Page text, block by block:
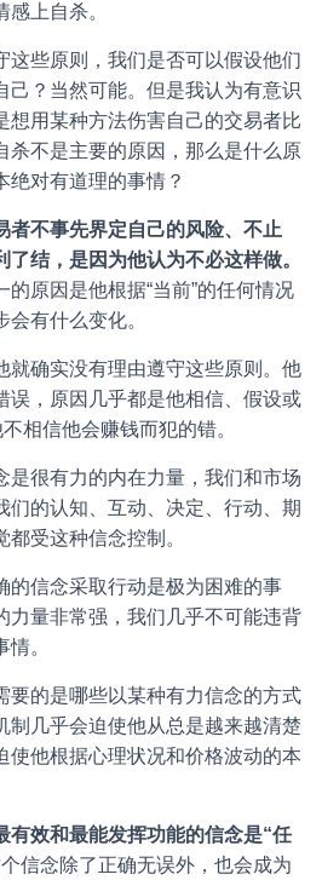
上自杀。
这些原则，我们是否可以假设他们
己？当然可能。但是我认为有意识
想用某种方法伤害自己的交易者比
杀不是主要的原因，那么是什么原
绝对有道理的事情？
者不事先界定自己的风险、 不止
了结， 是因 为他认为不必这样做。
原因是他根据“当前”的任何情况
有什么变化。
就确实没有理由遵守这些原则。他
误，原因几乎都是他相信、假设或
相信他会赚钱而犯的错。
是很有力的内在力量，我们和市场
们的认知、互动、决定、行动、期
受这种信念控制。
的信念采取行动是极为困难的事
力量非常强，我们几乎不可能违背
。
要的是哪些以某种有力信念的方式
制几乎会迫使他从总是越来越清楚
使他根据心理状况和价格波动的本
有效和最能发挥功能的信念是“任
信念除了正确无误外，也会成为